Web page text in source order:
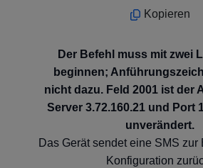
Kopieren
Der Befehl muss mit zwei
beginnen;
nicht dazu. Feld 2001 ist der
Server 3.72.160.21 und Port
unverändert.
Das Gerät sendet eine SMS zur
Konfiguration